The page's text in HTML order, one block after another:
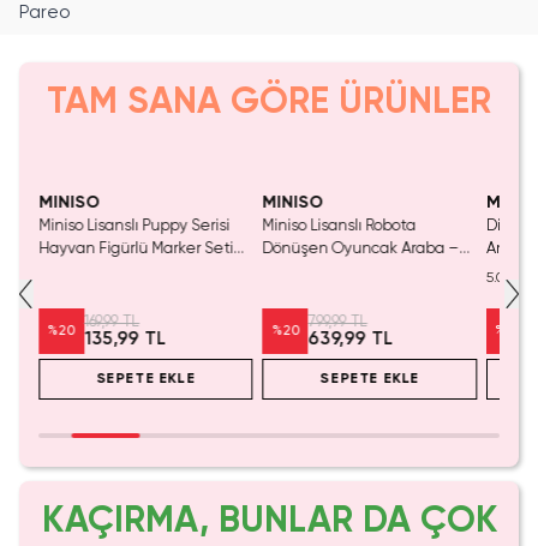
Pareo
TAM SANA GÖRE ÜRÜNLER
MINISO
Miniso Lisanslı Puppy Serisi
Hayvan Figürlü Marker Seti
%20
169,99 TL
135,99 TL
SEPETE EKLE
MINISO
Miniso Lisanslı Robota
Dönüşen Oyuncak Araba –
%20
799,99 TL
639,99 TL
SEPETE EKLE
Çanta
5.0
%
KAÇIRMA, BUNLAR DA ÇOK